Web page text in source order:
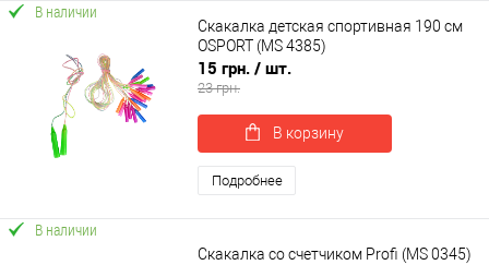
В наличии
Скакалка детская спортивная 190 см
OSPORT (MS 4385)
15 грн. / шт.
23 грн.
В корзину
Подробнее
В наличии
Скакалка со счетчиком Profi (MS 0345)